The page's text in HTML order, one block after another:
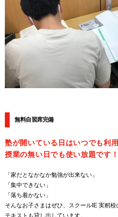
無料自習席完備
塾が開いている日はいつでも利
授業の無い日でも使い放題です！
「家だとなかなか勉強が出来ない」
「集中できない」
「落ち着かない」
そんなお子さまはぜひ、スクールIE 実籾校
テキストも貸し出しています。